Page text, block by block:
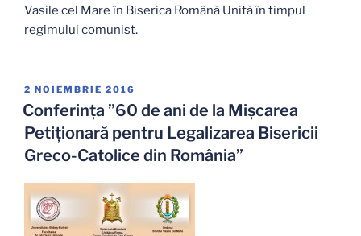
Vasile cel Mare în Biserica Română Unită în timpul
regimului comunist.
PUBLICAT
PE
2 NOIEMBRIE 2016
Conferința ”60 de ani de la Mișcarea
Petiționară pentru Legalizarea Bisericii
Greco-Catolice din România”